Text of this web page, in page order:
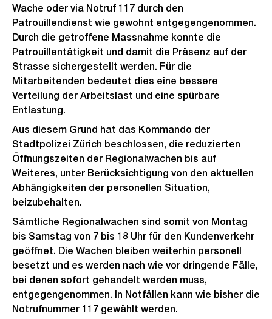
Wache oder via Notruf 117 durch den
Patrouillendienst wie gewohnt entgegengenommen.
Durch die getroffene Massnahme konnte die
Patrouillentätigkeit und damit die Präsenz auf der
Strasse sichergestellt werden. Für die
Mitarbeitenden bedeutet dies eine bessere
Verteilung der Arbeitslast und eine spürbare
Entlastung.
Aus diesem Grund hat das Kommando der
Stadtpolizei Zürich beschlossen, die reduzierten
Öffnungszeiten der Regionalwachen bis auf
Weiteres, unter Berücksichtigung von den aktuellen
Abhängigkeiten der personellen Situation,
beizubehalten.
Sämtliche Regionalwachen sind somit von Montag
bis Samstag von 7 bis 18 Uhr für den Kundenverkehr
geöffnet. Die Wachen bleiben weiterhin personell
besetzt und es werden nach wie vor dringende Fälle,
bei denen sofort gehandelt werden muss,
entgegengenommen. In Notfällen kann wie bisher die
Notrufnummer 117 gewählt werden.